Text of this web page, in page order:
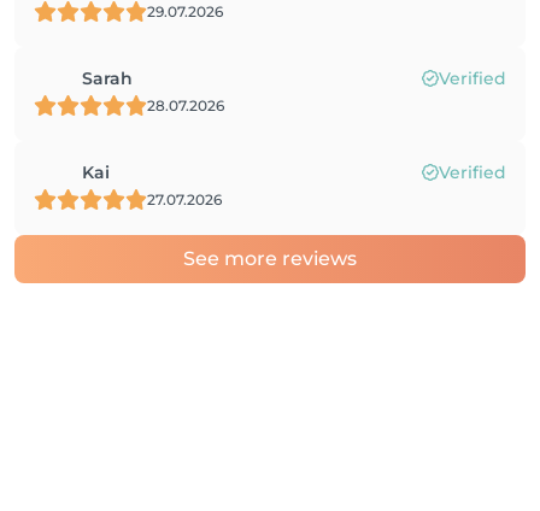
29.07.2026
Sarah Verified
28.07.2026
Kai Verified
27.07.2026
See more reviews